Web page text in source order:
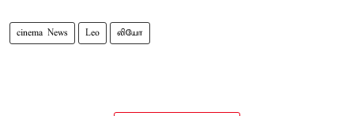
cinema News Leo லியோ